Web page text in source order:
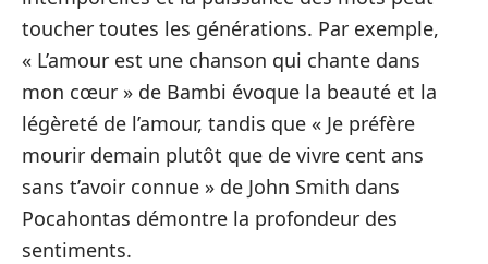
toucher toutes les générations. Par exemple,
« L’amour est une chanson qui chante dans
mon cœur » de Bambi évoque la beauté et la
légèreté de l’amour, tandis que « Je préfère
mourir demain plutôt que de vivre cent ans
sans t’avoir connue » de John Smith dans
Pocahontas démontre la profondeur des
sentiments.